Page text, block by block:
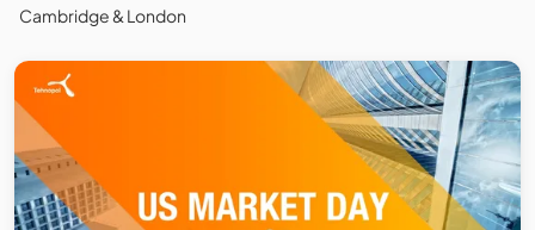
Cambridge & London